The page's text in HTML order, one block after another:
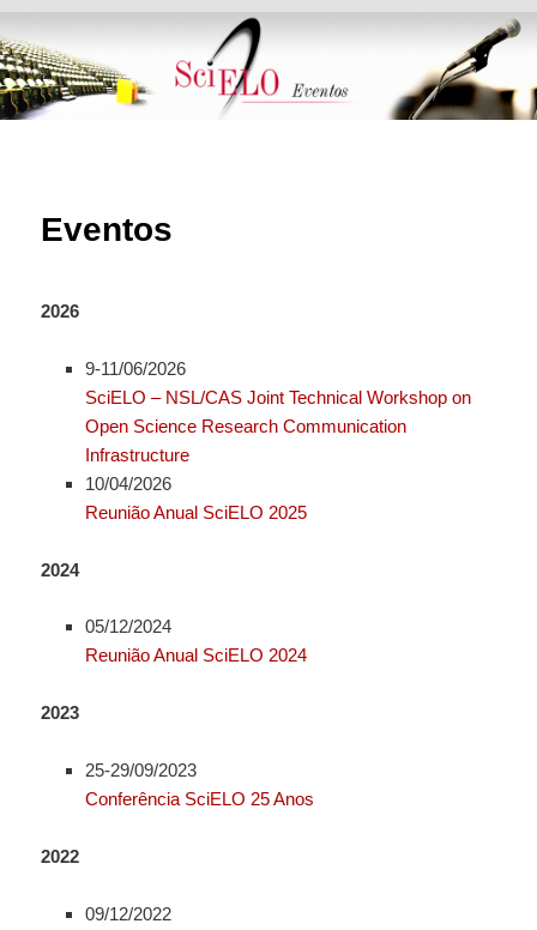
Eventos
2026
9-11/06/2026
SciELO – NSL/CAS Joint Technical Workshop on
Open Science Research Communication
Infrastructure
10/04/2026
Reunião Anual SciELO 2025
2024
05/12/2024
Reunião Anual SciELO 2024
2023
25-29/09/2023
Conferência SciELO 25 Anos
2022
09/12/2022